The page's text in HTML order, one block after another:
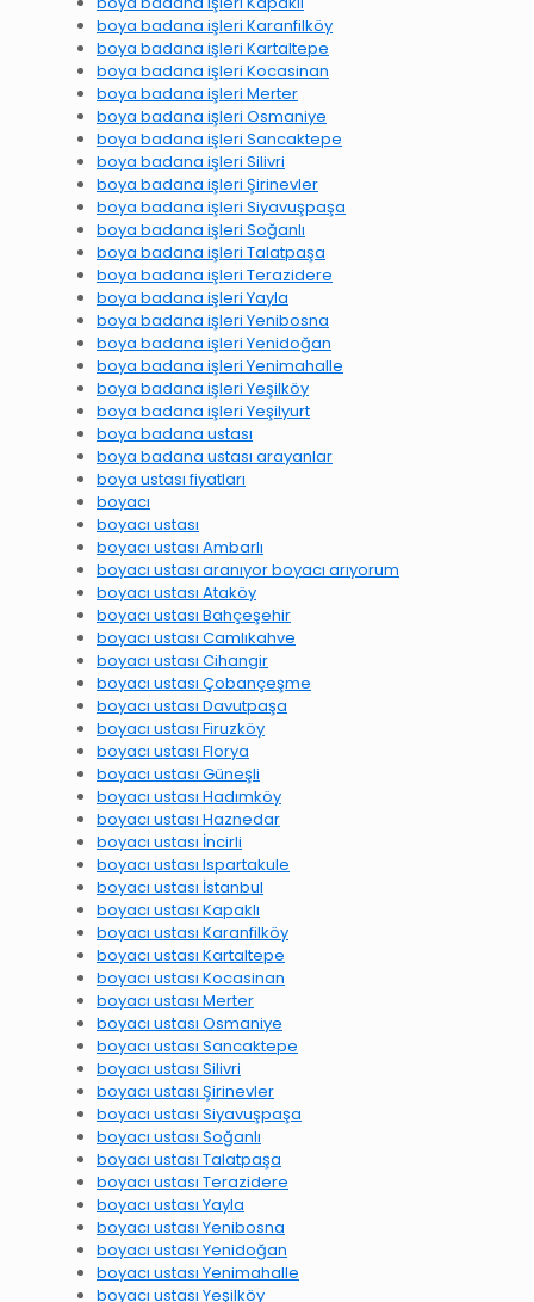
boya badana işleri Karanfilköy
boya badana işleri Kartaltepe
boya badana işleri Kocasinan
boya badana işleri Merter
boya badana işleri Osmaniye
boya badana işleri Sancaktepe
boya badana işleri Silivri
boya badana işleri Şirinevler
boya badana işleri Siyavuşpaşa
boya badana işleri Soğanlı
boya badana işleri Talatpaşa
boya badana işleri Terazidere
boya badana işleri Yayla
boya badana işleri Yenibosna
boya badana işleri Yenidoğan
boya badana işleri Yenimahalle
boya badana işleri Yeşilköy
boya badana işleri Yeşilyurt
boya badana ustası
boya badana ustası arayanlar
boya ustası fiyatları
boyacı
boyacı ustası
boyacı ustası Ambarlı
boyacı ustası aranıyor boyacı arıyorum
boyacı ustası Ataköy
boyacı ustası Bahçeşehir
boyacı ustası Camlıkahve
boyacı ustası Cihangir
boyacı ustası Çobançeşme
boyacı ustası Davutpaşa
boyacı ustası Firuzköy
boyacı ustası Florya
boyacı ustası Güneşli
boyacı ustası Hadımköy
boyacı ustası Haznedar
boyacı ustası İncirli
boyacı ustası Ispartakule
boyacı ustası İstanbul
boyacı ustası Kapaklı
boyacı ustası Karanfilköy
boyacı ustası Kartaltepe
boyacı ustası Kocasinan
boyacı ustası Merter
boyacı ustası Osmaniye
boyacı ustası Sancaktepe
boyacı ustası Silivri
boyacı ustası Şirinevler
boyacı ustası Siyavuşpaşa
boyacı ustası Soğanlı
boyacı ustası Talatpaşa
boyacı ustası Terazidere
boyacı ustası Yayla
boyacı ustası Yenibosna
boyacı ustası Yenidoğan
boyacı ustası Yenimahalle
boyacı ustası Yeşilköy